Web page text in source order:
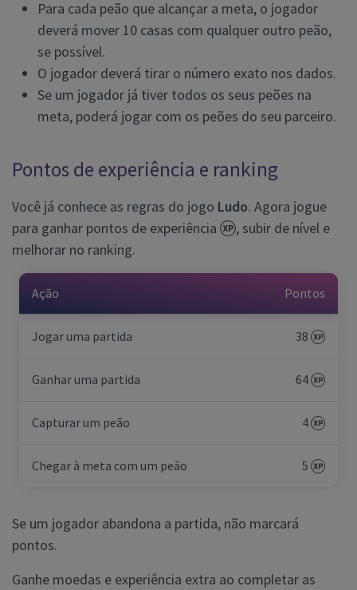
Para cada peão que alcançar a meta, o jogador
deverá mover 10 casas com qualquer outro peão,
se possível.
O jogador deverá tirar o número exato nos dados.
Se um jogador já tiver todos os seus peões na
meta, poderá jogar com os peões do seu parceiro.
Pontos de experiência e ranking
Você já conhece as regras do jogo Ludo. Agora jogue
para ganhar pontos de experiência
, subir de nível e
melhorar no ranking.
Ação Pontos
Jogar uma partida 38
Ganhar uma partida 64
Capturar um peão 4
Chegar à meta com um peão 5
Se um jogador abandona a partida, não marcará
pontos.
Ganhe moedas e experiência extra ao completar as